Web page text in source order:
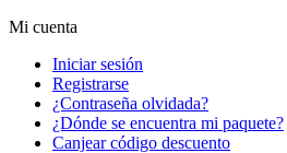
Mi cuenta
Iniciar sesión
Registrarse
¿Contraseña olvidada?
¿Dónde se encuentra mi paquete?
Canjear código descuento